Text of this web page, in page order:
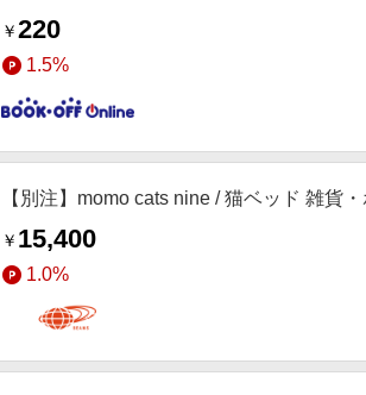
￥220
1.5%
【別注】momo cats nine / 猫ベッド 雑貨
￥ 15,400
1.0%